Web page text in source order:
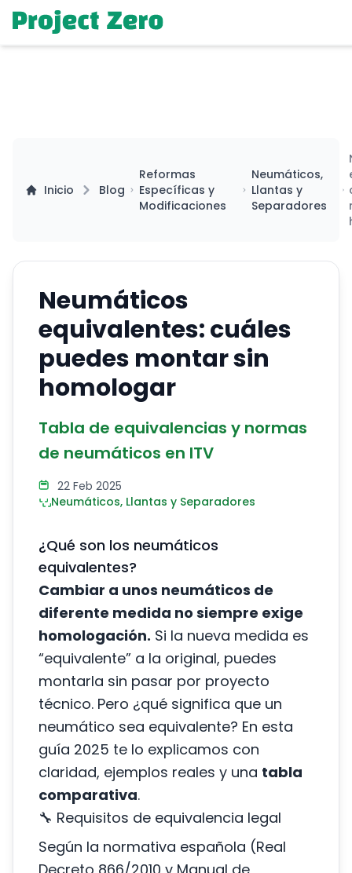
Inicio Blog
Reformas
Específicas y
Modificaciones
Neumáticos,
Llantas y
Separadores
Neumáticos
equivalentes: cuáles
puedes montar sin
homologar
Tabla de equivalencias y normas
de neumáticos en ITV
22 Feb 2025
Neumáticos, Llantas y Separadores
¿Qué son los neumáticos
equivalentes?
Cambiar a unos neumáticos de
diferente medida no siempre exige
homologación. Si la nueva medida es
“equivalente” a la original, puedes
montarla sin pasar por proyecto
técnico. Pero ¿qué significa que un
neumático sea equivalente? En esta
guía 2025 te lo explicamos con
claridad, ejemplos reales y una tabla
comparativa.
🔧 Requisitos de equivalencia legal
Según la normativa española (Real